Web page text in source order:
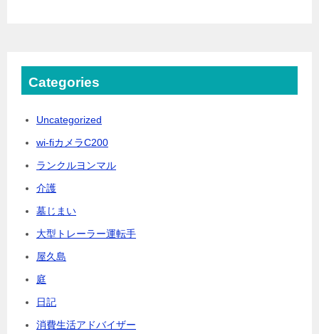
Categories
Uncategorized
wi-fiカメラC200
ランクルヨンマル
介護
墓じまい
大型トレーラー運転手
屋久島
庭
日記
消費生活アドバイザー